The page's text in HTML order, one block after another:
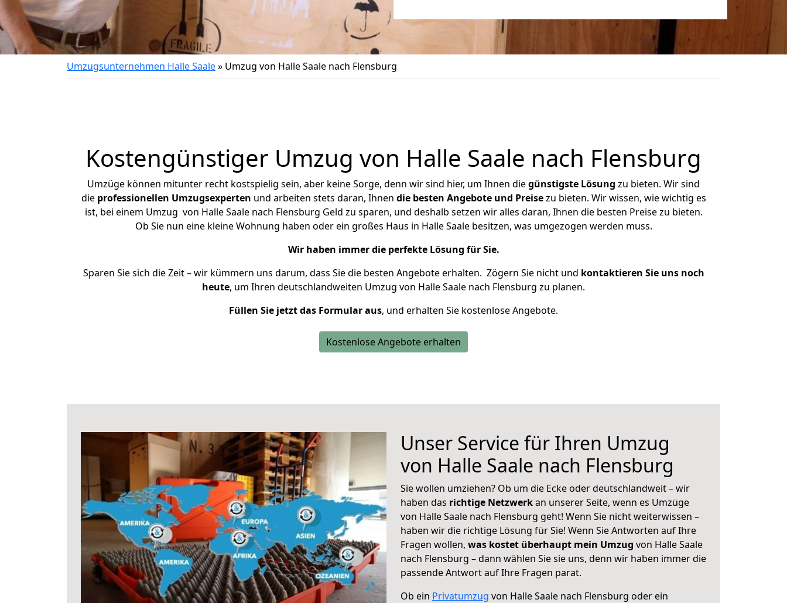
Umzugsunternehmen Halle Saale» Umzug von Halle Saale nach Flensburg
Kostengünstiger Umzug von Halle Saale nach Flensburg
Umzüge können mitunter recht kostspielig sein, aber keine Sorge, denn wir sind hier, um Ihnen diegünstigste Lösung zu bieten. Wir sind
die professionellen Umzugsexperten und arbeiten stets daran, Ihnen die besten Angebote und Preisezu bieten. Wir wissen, wie wichtig es
ist, bei einem Umzug von Halle Saale nach Flensburg Geld zu sparen, und deshalb setzen wir alles daran, Ihnen die besten Preise zu bieten.
Ob Sie nun eine kleine Wohnung haben oder ein großes Haus in Halle Saale besitzen, was umgezogen werden muss.
Wir haben immer die perfekte Lösung für Sie.
Sparen Sie sich die Zeit – wir kümmern uns darum, dass Sie die besten Angebote erhalten. Zögern Sie nicht und kontaktieren Sie uns noch
heute, um Ihren deutschlandweiten Umzug von Halle Saale nach Flensburg zu planen.
Füllen Sie jetzt das Formular aus, und erhalten Sie kostenlose Angebote.
Kostenlose Angebote erhalten
Unser Service für Ihren Umzug
von Halle Saale nach Flensburg
Sie wollen umziehen? Ob um die Ecke oder deutschlandweit – wir
haben das richtige Netzwerkan unserer Seite, wenn es Umzüge
von Halle Saale nach Flensburg geht! Wenn Sie nicht weiterwissen –
haben wir die richtige Lösung für Sie! Wenn Sie Antworten auf Ihre
Fragen wollen, was kostet überhaupt mein Umzug von Halle Saale
nach Flensburg – dann wählen Sie sie uns, denn wir haben immer die
passende Antwort auf Ihre Fragen parat.
Ob ein Privatumzug von Halle Saale nach Flensburg oder ein